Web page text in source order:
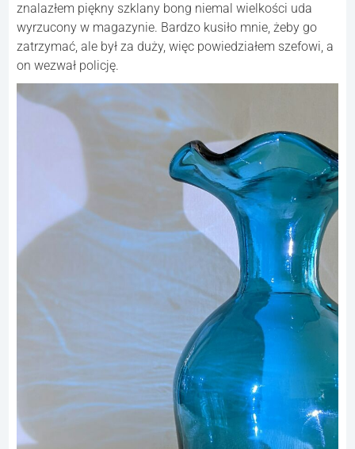
znalazłem piękny szklany bong niemal wielkości uda
wyrzucony w magazynie. Bardzo kusiło mnie, żeby go
zatrzymać, ale był za duży, więc powiedziałem szefowi, a
on wezwał policję.